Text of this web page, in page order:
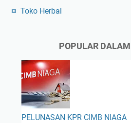
Toko Herbal
POPULAR
PELUNASAN KPR CIMB NIAGA